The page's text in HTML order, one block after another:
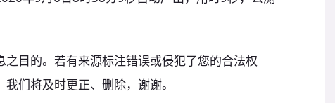
目的。若有来源标注错误或侵犯了您的合法权
们将及时更正、删除，谢谢。